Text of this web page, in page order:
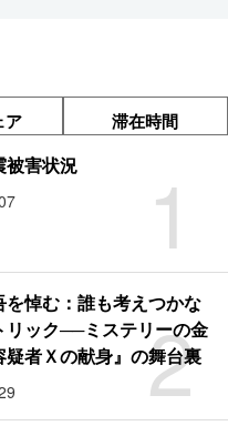
ア 滞在時間
1
被害状況
2
を悼む：誰も考えつかな
リック──ミステリーの金
疑者Ｘの献身』の舞台裏